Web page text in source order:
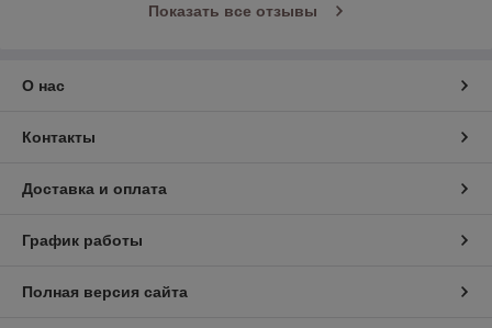
Показать все отзывы
О нас
Контакты
Доставка и оплата
График работы
Полная версия сайта